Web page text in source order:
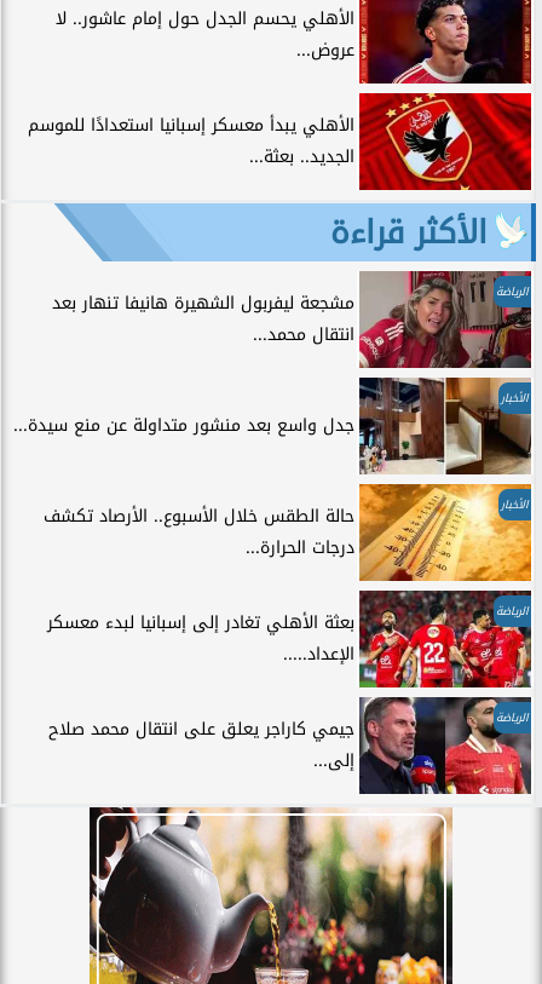
الأهلي يحسم الجدل حول إمام عاشور.. لا
عروض...
الأهلي يبدأ معسكر إسبانيا استعدادًا للموسم
الجديد.. بعثة...
الأكثر قراءة
الرياضة
مشجعة ليفربول الشهيرة هانيفا تنهار بعد
انتقال محمد...
الأخبار
جدل واسع بعد منشور متداولة عن منع سيدة...
الأخبار
حالة الطقس خلال الأسبوع.. الأرصاد تكشف
درجات الحرارة...
الرياضة
بعثة الأهلي تغادر إلى إسبانيا لبدء معسكر
الإعداد.....
الرياضة
جيمي كاراجر يعلق على انتقال محمد صلاح
إلى...